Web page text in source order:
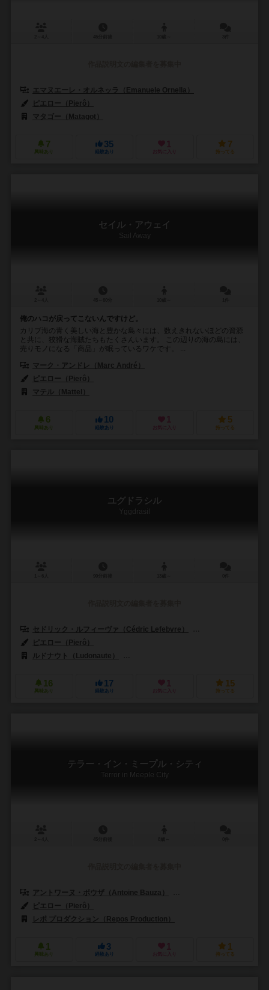
エマヌエーレ・オルネッラ（Emanuele Ornella）
ピエロー（Pierô）
マタゴー（Matagot）
7
興味あり
35
経験あり
1
お気に入り
7
持ってる
セイル・アウェイ
Sail Away
俺のハコが戻ってこないんですけど。
カリブ海の青く美しい海と豊かな島々には、数えきれないほどの資源
と共に、狡猾な海賊たちもたくさんいます。 この辺りの海の島には、
売りモノになる「商品」が眠っているワケです。 ...
マーク・アンドレ（Marc André）
ピエロー（Pierô）
マテル（Mattel）
6
興味あり
10
経験あり
1
お気に入り
5
持ってる
ユグドラシル
Yggdrasil
セドリック・ルフィーヴァ（Cédric Lefebvre）
ピエロー（Pierô）
ルドナウト（Ludonaute）
16
興味あり
17
経験あり
1
お気に入り
15
持ってる
テラー・イン・ミープル・シティ
Terror in Meeple City
アントワーヌ・ボウザ（Antoine Bauza）
ピエロー（Pierô）
レポ プロダクション（Repos Production）
1
興味あり
3
経験あり
1
お気に入り
1
持ってる